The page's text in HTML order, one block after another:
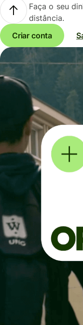
Faça o seu
distância.
Criar conta